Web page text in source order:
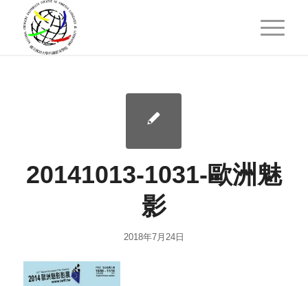
20141013-1031-歐洲魅
影
2018年7月24日